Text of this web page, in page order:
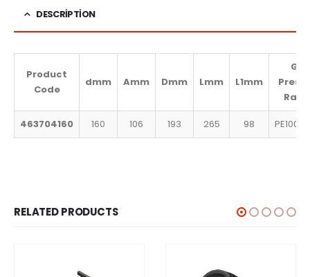
DESCRIPTION
Product
Code
dmm Amm Dmm Lmm L1mm
Gas
463704160 160 106 193 265 98 PE100
RELATED PRODUCTS